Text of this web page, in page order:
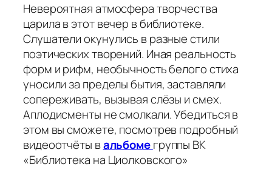
Невероятная атмосфера творчества
царила в этот вечер в библиотеке.
Слушатели окунулись в разные стили
поэтических творений. Иная реальность
форм и рифм, необычность белого стиха
уносили за пределы бытия, заставляли
сопереживать, вызывая слёзы и смех.
Аплодисменты не смолкали. Убедиться в
этом вы сможете, посмотрев подробный
видеоотчёты вальбомегруппы ВК
«Библиотека на Циолковского»